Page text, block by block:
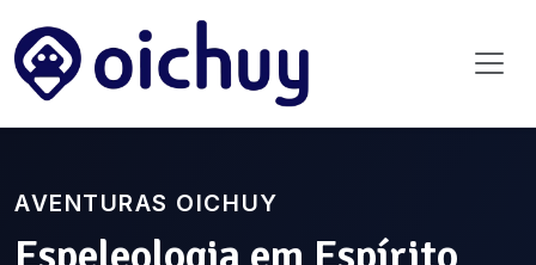
AVENTURAS OICHUY